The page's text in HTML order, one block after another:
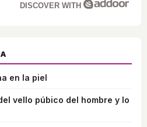
DISCOVER WITH
en la piel
vello púbico del hombre y lo